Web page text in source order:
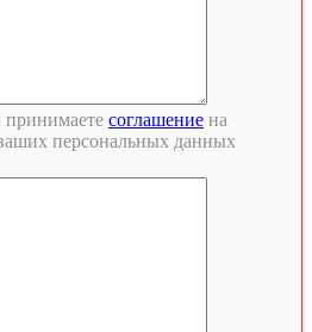
соглашение на
персональных данных